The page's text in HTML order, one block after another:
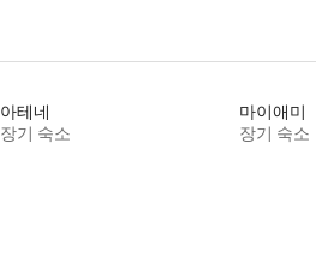
아테네
장기 숙소
마이애미
장기 숙소